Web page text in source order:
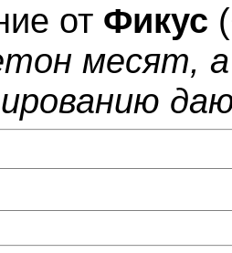
от Фикус
месят,